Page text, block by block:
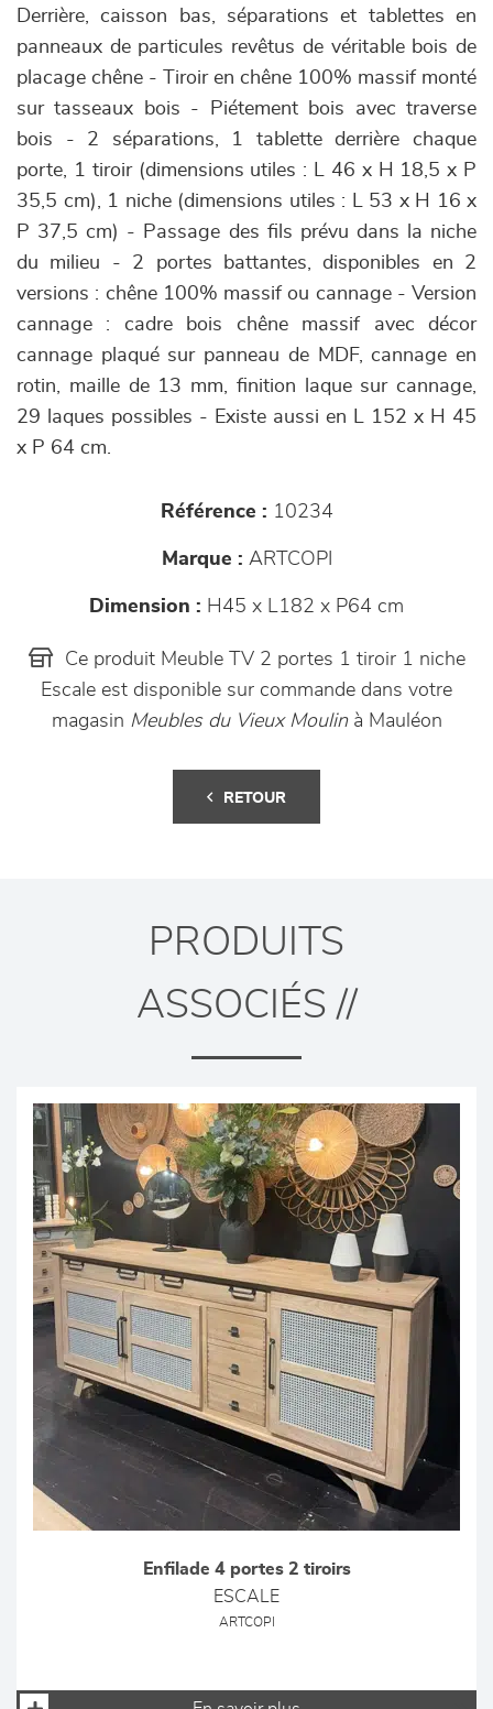
Derrière, caisson bas, séparations et tablettes en
panneaux de particules revêtus de véritable bois de
placage chêne - Tiroir en chêne 100% massif monté
sur tasseaux bois - Piétement bois avec traverse
bois - 2 séparations, 1 tablette derrière chaque
porte, 1 tiroir (dimensions utiles : L 46 x H 18,5 x P
35,5 cm), 1 niche (dimensions utiles : L 53 x H 16 x
P 37,5 cm) - Passage des fils prévu dans la niche
du milieu - 2 portes battantes, disponibles en 2
versions : chêne 100% massif ou cannage - Version
cannage : cadre bois chêne massif avec décor
cannage plaqué sur panneau de MDF, cannage en
rotin, maille de 13 mm, finition laque sur cannage,
29 laques possibles - Existe aussi en L 152 x H 45
x P 64 cm.
Référence : 10234
Marque : ARTCOPI
Dimension : H45 x L182 x P64 cm
Ce produit Meuble TV 2 portes 1 tiroir 1 niche
Escale est disponible sur commande dans votre
magasin Meubles du Vieux Moulinà Mauléon
RETOUR
PRODUITS
ASSOCIÉS //
Enfilade 4 portes 2 tiroirs
ESCALE
ARTCOPI